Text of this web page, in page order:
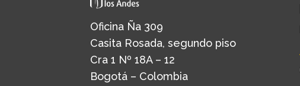
Oficina Ña 309
Casita Rosada, segundo piso
Cra 1 Nº 18A – 12
Bogotá – Colombia